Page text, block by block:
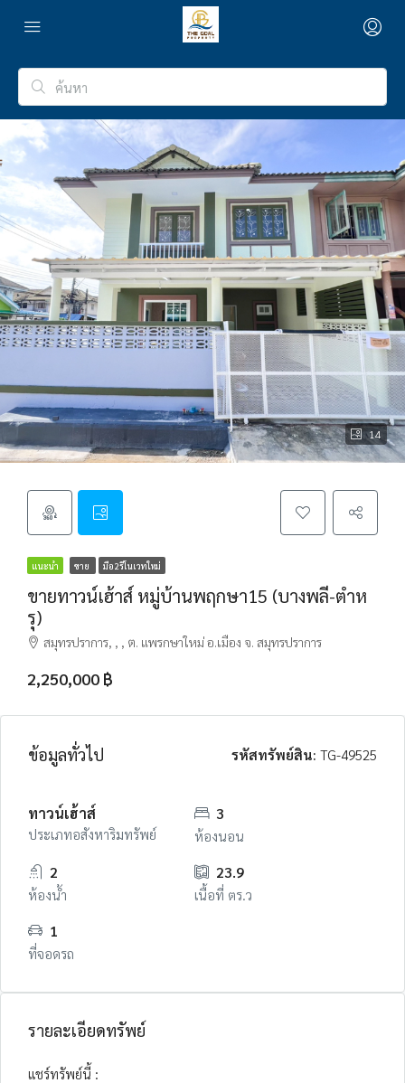
14
แนะนำ ขาย มือ2รีโนเวทใหม่
ขายทาวน์เฮ้าส์ หมู่บ้านพฤกษา15 (บางพลี-ตำห
รุ)
สมุทรปราการ, , , ต. แพรกษาใหม่ อ.เมือง จ. สมุทรปราการ
2,250,000 ฿
ข้อมูลทั่วไป รหัสทรัพย์สิน: TG-49525
ทาวน์เฮ้าส์
ประเภทอสังหาริมทรัพย์
3
ห้องนอน
2
ห้องน้ำ
23.9
เนื้อที่ ตร.ว
1
ที่จอดรถ
รายละเอียดทรัพย์
แชร์ทรัพย์นี้ :